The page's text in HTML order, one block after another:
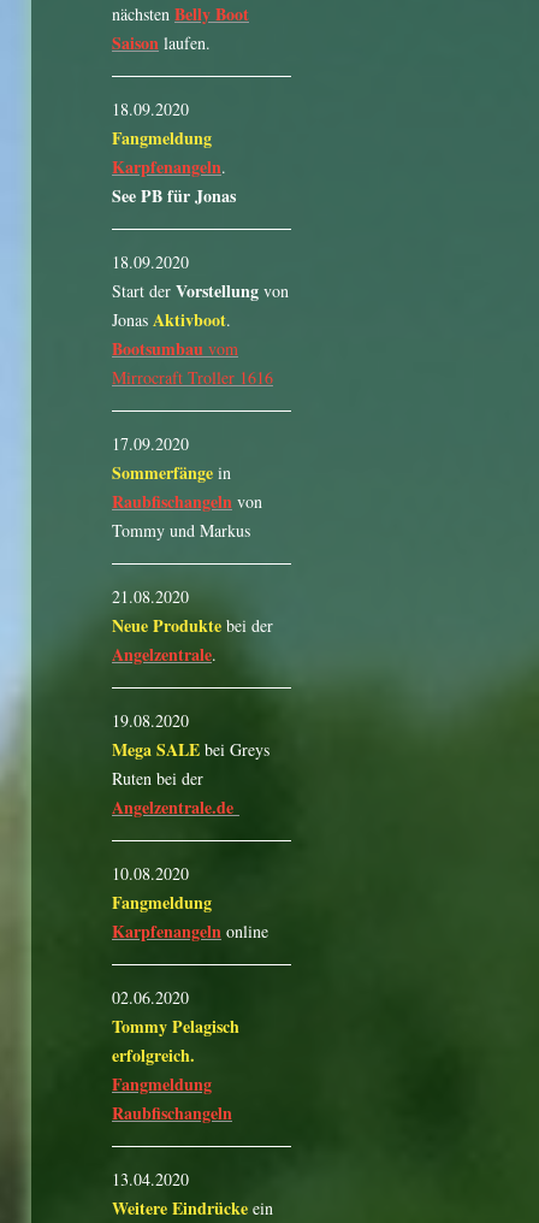
nächsten Belly Boot
Saison laufen.
18.09.2020
Fangmeldung
Karpfenangeln.
See PB für Jonas
18.09.2020
Start der Vorstellung von
Jonas Aktivboot.
Bootsumbau vom
Mirrocraft Troller 1616
17.09.2020
Sommerfänge in
Raubfischangeln von
Tommy und Markus
21.08.2020
Neue Produkte bei der
Angelzentrale.
19.08.2020
Mega SALE bei Greys
Ruten bei der
Angelzentrale.de
10.08.2020
Fangmeldung
Karpfenangeln online
02.06.2020
Tommy Pelagisch
erfolgreich.
Fangmeldung
Raubfischangeln
13.04.2020
Weitere Eindrücke ein